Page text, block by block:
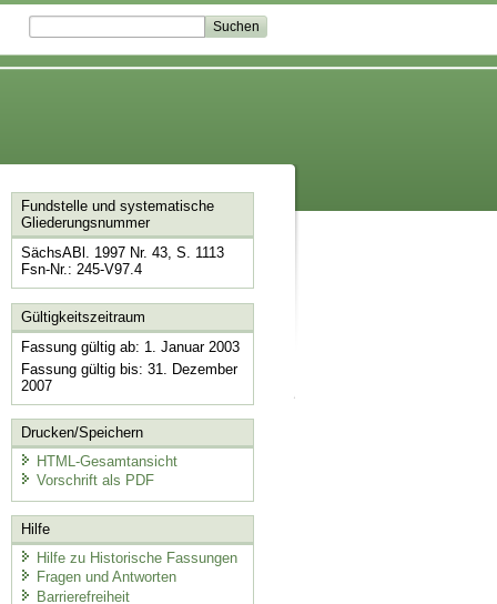
Fundstelle und systematische
Gliederungsnummer
SächsABl. 1997 Nr. 43, S. 1113
Fsn-Nr.: 245-V97.4
Gültigkeitszeitraum
Fassung gültig ab: 1. Januar 2003
Fassung gültig bis: 31. Dezember
2007
Drucken/Speichern
HTML-Gesamtansicht
Vorschrift als PDF
Hilfe
Hilfe zu Historische Fassungen
Fragen und Antworten
Barrierefreiheit